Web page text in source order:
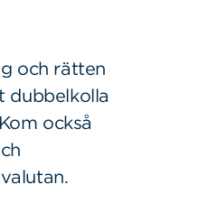
och rätten
dubbelkolla
också